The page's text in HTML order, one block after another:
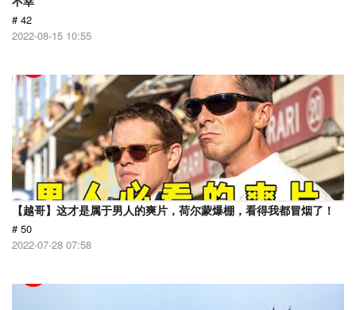
# 42
2022-08-15 10:55
【越哥】这才是属于男人的爽片，荷尔蒙爆棚，看得我都冒烟了！
# 50
2022-07-28 07:58